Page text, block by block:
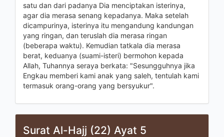
satu dan dari padanya Dia menciptakan isterinya,
agar dia merasa senang kepadanya. Maka setelah
dicampurinya, isterinya itu mengandung kandungan
yang ringan, dan teruslah dia merasa ringan
(beberapa waktu). Kemudian tatkala dia merasa
berat, keduanya (suami-isteri) bermohon kepada
Allah, Tuhannya seraya berkata: "Sesungguhnya jika
Engkau memberi kami anak yang saleh, tentulah kami
termasuk orang-orang yang bersyukur".
Surat Al-Hajj (22) Ayat 5